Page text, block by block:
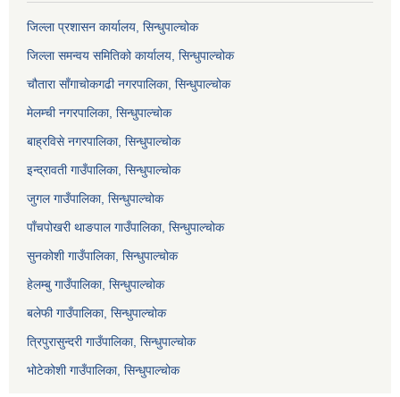
जिल्ला प्रशासन कार्यालय, सिन्धुपाल्चोक
जिल्ला समन्वय समितिको कार्यालय, सिन्धुपाल्चोक
चौतारा साँगाचोकगढी नगरपालिका, सिन्धुपाल्चोक
मेलम्ची नगरपालिका, सिन्धुपाल्चोक
बाह्रविसे नगरपालिका, सिन्धुपाल्चोक
इन्द्रावती गाउँपालिका, सिन्धुपाल्चोक
जुगल गाउँपालिका, सिन्धुपाल्चोक
पाँचपोखरी थाङपाल गाउँपालिका, सिन्धुपाल्चोक
सुनकोशी गाउँपालिका, सिन्धुपाल्चोक
हेलम्बु गाउँपालिका, सिन्धुपाल्चोक
बलेफी गाउँपालिका, सिन्धुपाल्चोक
त्रिपुरासुन्दरी गाउँपालिका, सिन्धुपाल्चोक
भोटेकोशी गाउँपालिका, सिन्धुपाल्चोक